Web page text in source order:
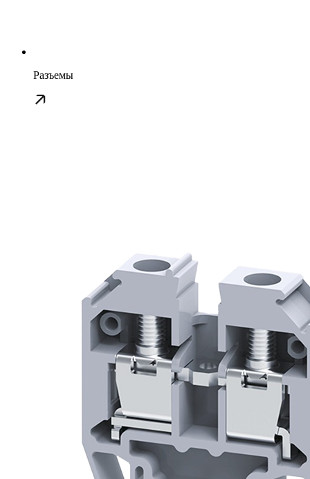
Разъемы